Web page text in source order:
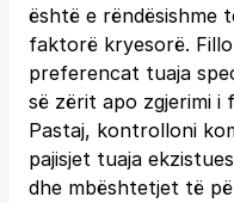
është e rëndësishme
faktorë kryesorë.
preferencat tuaja
së zërit apo zgjerimi
Pastaj, kontrolloni
pajisjet tuaja
dhe mbështetjet të